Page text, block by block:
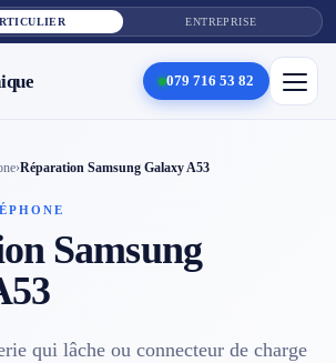
ENTREPRISE
079 716 53 82
×
›Réparation Samsung Galaxy A53
Samsung
qui lâche ou connecteur de charge